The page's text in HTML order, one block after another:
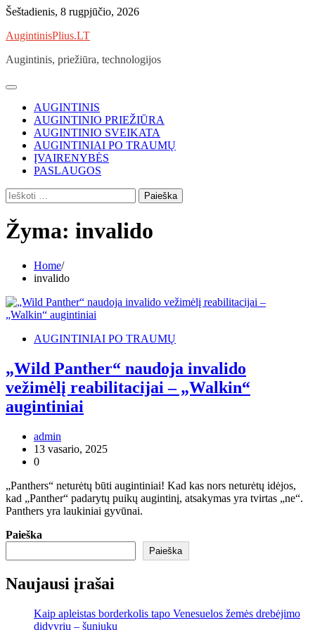
Skip
content
Šeštadienis, 8 rugpjūčio, 2026
AugintinisPlius.LT
Augintinis, priežiūra, technologijos
AUGINTINIS
AUGINTINIO PRIEŽIŪRA
AUGINTINIO SVEIKATA
AUGINTINIAI PO TRAUMŲ
ĮVAIRENYBĖS
PASLAUGOS
Ieškoti:
Žyma: invalido
Home
invalido
AUGINTINIAI PO TRAUMŲ
„Wild Panther“ naudoja invalido
vežimėlį reabilitacijai – „Walkin“
augintiniai
admin
13 vasario, 2025
0
„Panthers“ neturėtų būti augintiniai! Kad kas nors neturėtų idėjos,
kad „Panther“ padarytų puikų augintinį, atsakymas yra tvirtas „ne“.
Panthers yra laukiniai gyvūnai.
Paieška
Paieška
Naujausi įrašai
Kaip apleistas borderkolis tapo Venesuelos žemės drebėjimo
didvyriu – šuniuku